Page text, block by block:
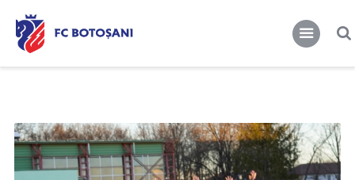
Club
Stiri
Abonamente/Bilete
FCBT TV